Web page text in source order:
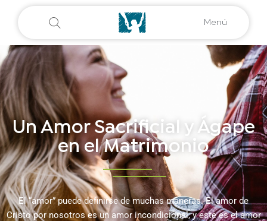
Menú
Un Amor Sacrificial y Ágape
en el Matrimonio
El “amor” puede definirse de muchas maneras. El amor de
Cristo por nosotros es un amor incondicional, y este es el amor